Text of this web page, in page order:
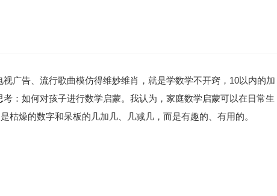
广告、流行歌曲模仿得维妙维肖，就是学数学不开窍，10以内的加
：如何对孩子进行数学启蒙。我认为，家庭数学启蒙可以在日常生
枯燥的数字和呆板的几加几、几减几，而是有趣的、有用的。